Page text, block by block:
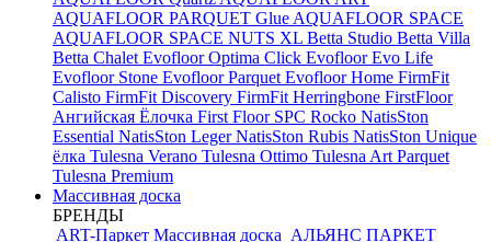
AQUAFLOOR PARQUET Glue AQUAFLOOR SPACE
AQUAFLOOR SPACE NUTS XL Betta Studio Betta Villa
Betta Chalet Evofloor Optima Click Evofloor Evo Life
Evofloor Stone Evofloor Parquet Evofloor Home FirmFit
Calisto FirmFit Discovery FirmFit Herringbone FirstFloor
Ангийская Ёлочка First Floor SPC Rocko NatisSton
Essential NatisSton LegerNatisSton Rubis NatisSton Unique
ёлка Tulesna Verano Tulesna Ottimo Tulesna Art Parquet
Tulesna Premium
Массивная доска
БРЕНДЫ
ART-Паркет Массивная доска АЛЬЯНС ПАРКЕТ